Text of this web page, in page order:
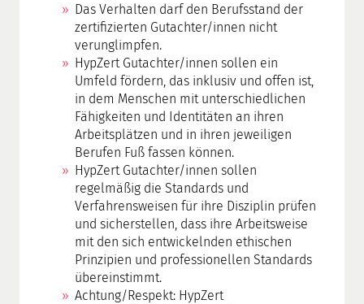
Das Verhalten darf den Berufsstand der
zertifizierten Gutachter/innen nicht
verunglimpfen.
HypZert Gutachter/innen sollen ein
Umfeld fördern, das inklusiv und offen ist,
in dem Menschen mit unterschiedlichen
Fähigkeiten und Identitäten an ihren
Arbeitsplätzen und in ihren jeweiligen
Berufen Fuß fassen können.
HypZert Gutachter/innen sollen
regelmäßig die Standards und
Verfahrensweisen für ihre Disziplin prüfen
und sicherstellen, dass ihre Arbeitsweise
mit den sich entwickelnden ethischen
Prinzipien und professionellen Standards
übereinstimmt.
Achtung/Respekt: HypZert